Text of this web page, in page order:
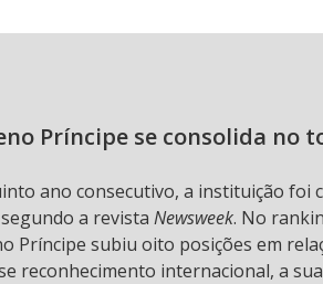
Príncipe se consolida no
ano consecutivo, a instituição foi
a revista Newsweek. No
Príncipe subiu oito posições em
reconhecimento internacional, a